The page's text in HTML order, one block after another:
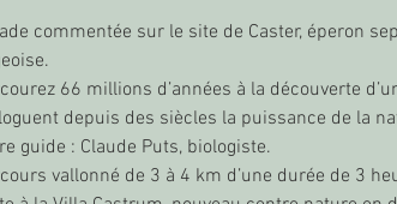
commentée sur le site de Caster, éperon
66 millions d’années à la découverte
depuis des siècles la puissance de la
guide : Claude Puts, biologiste.
vallonné de 3 à 4 km d’une durée de 3